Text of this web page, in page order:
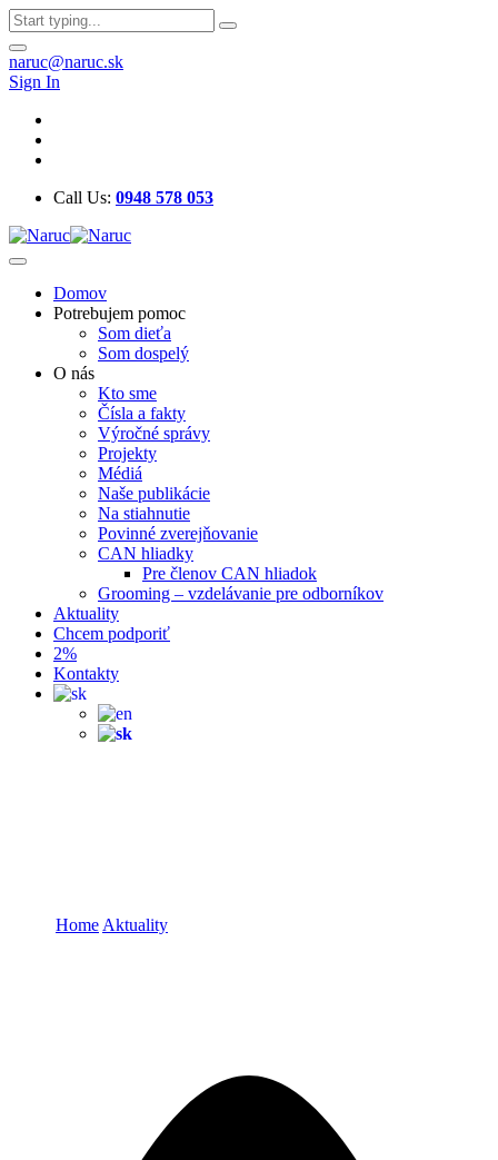
naruc@naruc.sk
Sign In
Call Us: 0948 578 053
Domov
Potrebujem pomoc
Som dieťa
Som dospelý
O nás
Kto sme
Čísla a fakty
Výročné správy
Projekty
Médiá
Naše publikácie
Na stiahnutie
Povinné zverejňovanie
CAN hliadky
Pre členov CAN hliadok
Grooming – vzdelávanie pre odborníkov
Aktuality
Chcem podporiť
2%
Kontakty
Home Aktuality